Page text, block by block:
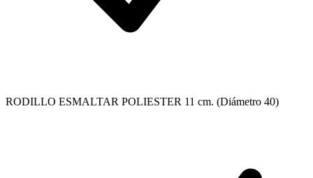
RODILLO ESMALTAR POLIESTER 11 cm. (Diámetro 40)